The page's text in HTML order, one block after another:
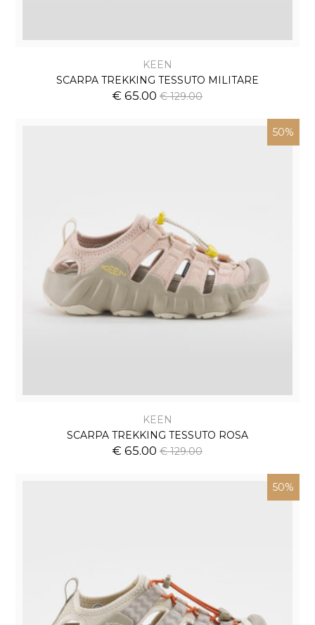
KEEN
SCARPA TREKKING TESSUTO MILITARE
€ 65.00 € 129.00
50%
KEEN
SCARPA TREKKING TESSUTO ROSA
€ 65.00 € 129.00
50%